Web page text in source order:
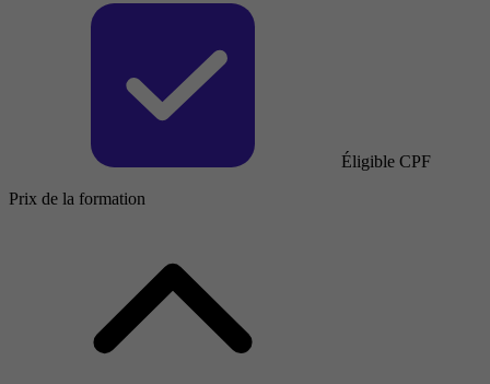
Éligible CPF
Prix de la formation